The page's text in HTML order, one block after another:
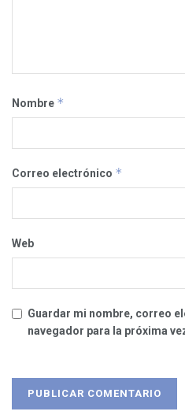
Nombre *
Correo electrónico *
Web
Guardar mi nombre, correo
navegador para la próxima